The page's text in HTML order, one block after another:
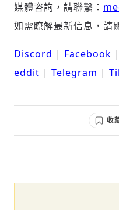
媒體咨詢，請聯繫：
如需瞭解最新信息，請
Discord | Facebook |
eddit | Telegram |
收